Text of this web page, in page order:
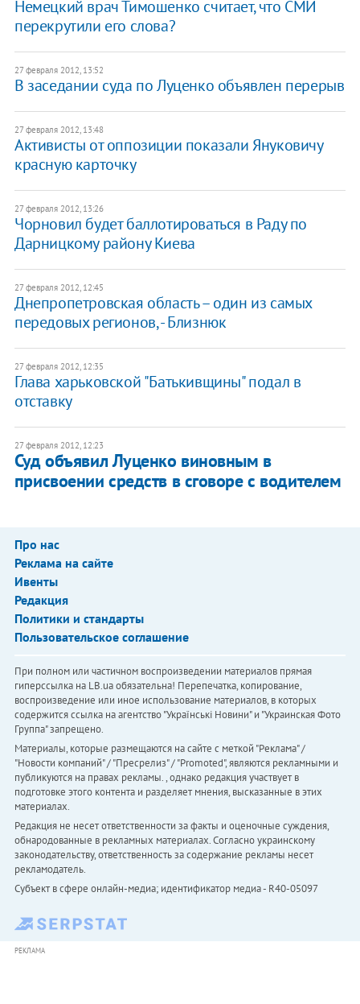
Немецкий врач Тимошенко считает, что СМИ
перекрутили его слова?
27 февраля 2012, 13:52
В заседании суда по Луценко объявлен перерыв
27 февраля 2012, 13:48
Активисты от оппозиции показали Януковичу
красную карточку
27 февраля 2012, 13:26
Чорновил будет баллотироваться в Раду по
Дарницкому району Киева
27 февраля 2012, 12:45
Днепропетровская область – один из самых
передовых регионов, - Близнюк
27 февраля 2012, 12:35
Глава харьковской "Батькивщины" подал в
отставку
27 февраля 2012, 12:23
Суд объявил Луценко виновным в
присвоении средств в сговоре с водителем
Про нас
Реклама на сайте
Ивенты
Редакция
Политики и стандарты
Пользовательское соглашение
При полном или частичном воспроизведении материалов прямая
гиперссылка на LB.ua обязательна! Перепечатка, копирование,
воспроизведение или иное использование материалов, в которых
содержится ссылка на агентство "Українськi Новини" и "Украинская Фото
Группа" запрещено.
Материалы, которые размещаются на сайте с меткой "Реклама" /
"Новости компаний" / "Пресрелиз" / "Promoted", являются рекламными и
публикуются на правах рекламы. , однако редакция участвует в
подготовке этого контента и разделяет мнения, высказанные в этих
материалах.
Редакция не несет ответственности за факты и оценочные суждения,
обнародованные в рекламных материалах. Согласно украинскому
законодательству, ответственность за содержание рекламы несет
рекламодатель.
Субъект в сфере онлайн-медиа; идентификатор медиа - R40-05097
РЕКЛАМА